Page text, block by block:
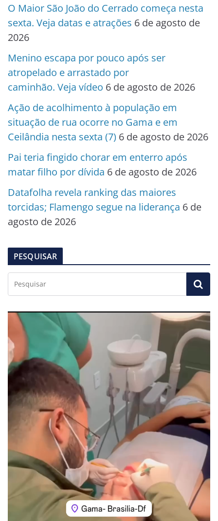
O Maior São João do Cerrado começa nesta
sexta. Veja datas e atrações 6 de agosto de
2026
Menino escapa por pouco após ser
atropelado e arrastado por
caminhão. Veja vídeo 6 de agosto de 2026
Ação de acolhimento à população em
situação de rua ocorre no Gama e em
Ceilândia nesta sexta (7) 6 de agosto de 2026
Pai teria fingido chorar em enterro após
matar filho por dívida 6 de agosto de 2026
Datafolha revela ranking das maiores
torcidas; Flamengo segue na liderança 6 de
agosto de 2026
PESQUISAR